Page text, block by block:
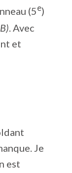
(5e)
. Avec
et
Je
est